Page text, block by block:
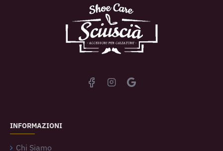
INFORMAZIONI
Chi Siamo